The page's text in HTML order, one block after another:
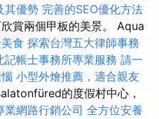
其優勢 完善的SEO優化方法
賞兩個甲板的美景。 Aqua
食 探索台灣五大律師事務
記帳士事務所專業服務 請一
小型外燴推薦，適合親友
的度假村中心，
業網路行銷公司 全方位安養